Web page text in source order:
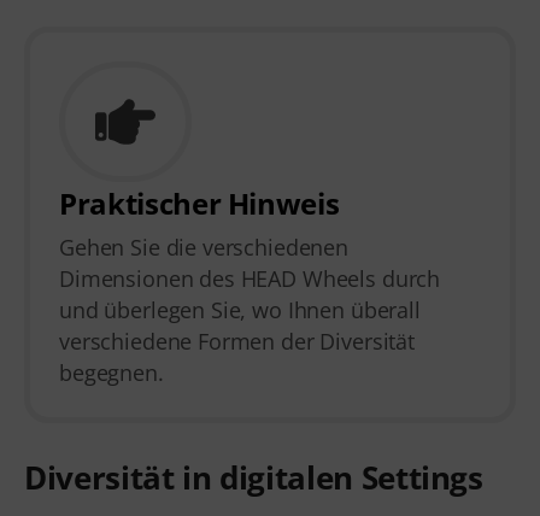
Praktischer Hinweis
Gehen Sie die verschiedenen
Dimensionen des HEAD Wheels durch
und überlegen Sie, wo Ihnen überall
verschiedene Formen der Diversität
begegnen.
Diversität in digitalen Settings